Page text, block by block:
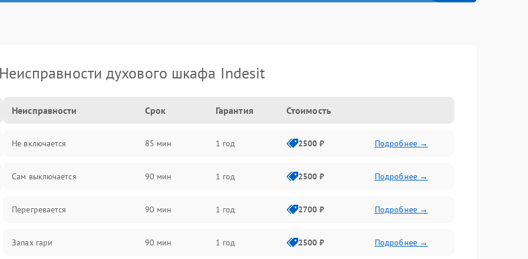
Неисправности духового шкафа Indesit
Неисправности Срок Гарантия Стоимость
Не включается 85 мин 1 год 2500 ₽ Подробнее →
Сам выключается 90 мин 1 год 2500 ₽ Подробнее →
Перегревается 90 мин 1 год 2700 ₽ Подробнее →
Запах гари 90 мин 1 год 2500 ₽ Подробнее →